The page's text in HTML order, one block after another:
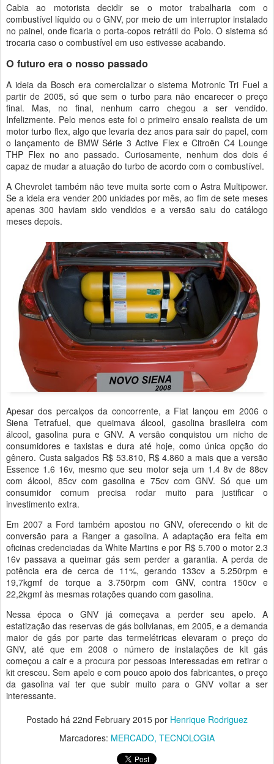
Cabia ao motorista decidir se o motor trabalharia com o
combustível líquido ou o GNV, por meio de um interruptor instalado
no painel, onde ficaria o porta-copos retrátil do Polo. O sistema só
trocaria caso o combustível em uso estivesse acabando.
O futuro era o nosso passado
A ideia da Bosch era comercializar o sistema Motronic Tri Fuel a
partir de 2005, só que sem o turbo para não encarecer o preço
final. Mas, no final, nenhum carro chegou a ser vendido.
Infelizmente. Pelo menos este foi o primeiro ensaio realista de um
motor turbo flex, algo que levaria dez anos para sair do papel, com
o lançamento de BMW Série 3 Active Flex e Citroën C4 Lounge
THP Flex no ano passado. Curiosamente, nenhum dos dois é
capaz de mudar a atuação do turbo de acordo com o combustível.
A Chevrolet também não teve muita sorte com o Astra Multipower.
Se a ideia era vender 200 unidades por mês, ao fim de sete meses
apenas 300 haviam sido vendidos e a versão saiu do catálogo
meses depois.
Apesar dos percalços da concorrente, a Fiat lançou em 2006 o
Siena Tetrafuel, que queimava álcool, gasolina brasileira com
álcool, gasolina pura e GNV. A versão conquistou um nicho de
consumidores e taxistas e dura até hoje, como única opção do
gênero. Custa salgados R$ 53.810, R$ 4.860 a mais que a versão
Essence 1.6 16v, mesmo que seu motor seja um 1.4 8v de 88cv
com álcool, 85cv com gasolina e 75cv com GNV. Só que um
consumidor comum precisa rodar muito para justificar o
investimento extra.
Em 2007 a Ford também apostou no GNV, oferecendo o kit de
conversão para a Ranger a gasolina. A adaptação era feita em
oficinas credenciadas da White Martins e por R$ 5.700 o motor 2.3
16v passava a queimar gás sem perder a garantia. A perda de
potência era de cerca de 11%, gerando 133cv a 5.250rpm e
19,7kgmf de torque a 3.750rpm com GNV, contra 150cv e
22,2kgmf às mesmas rotações quando com gasolina.
Nessa época o GNV já começava a perder seu apelo. A
estatização das reservas de gás bolivianas, em 2005, e a demanda
maior de gás por parte das termelétricas elevaram o preço do
GNV, até que em 2008 o número de instalações de kit gás
começou a cair e a procura por pessoas interessadas em retirar o
kit cresceu. Sem apelo e com pouco apoio dos fabricantes, o preço
da gasolina vai ter que subir muito para o GNV voltar a ser
interessante.
Postado há 22nd February 2015 por Henrique Rodriguez
Marcadores: MERCADO TECNOLOGIA